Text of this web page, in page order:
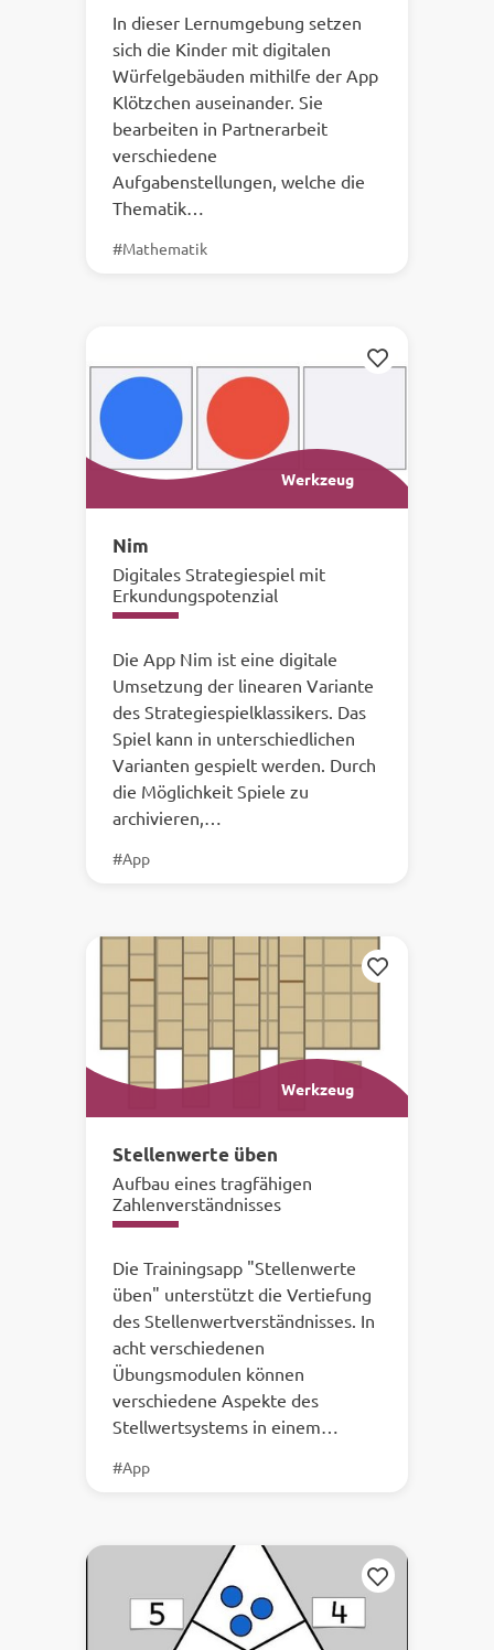
In dieser Lernumgebung setzen
sich die Kinder mit digitalen
Würfelgebäuden mithilfe der App
Klötzchen auseinander. Sie
bearbeiten in Partnerarbeit
verschiedene
Aufgabenstellungen, welche die
Thematik…
#Mathematik
Merken
Werkzeug
Nim
Digitales Strategiespiel mit
Erkundungspotenzial
Die App Nim ist eine digitale
Umsetzung der linearen Variante
des Strategiespielklassikers. Das
Spiel kann in unterschiedlichen
Varianten gespielt werden. Durch
die Möglichkeit Spiele zu
archivieren,…
#App
Merken
Werkzeug
Stellenwerte üben
Aufbau eines tragfähigen
Zahlenverständnisses
Die Trainingsapp "Stellenwerte
üben" unterstützt die Vertiefung
des Stellenwertverständnisses. In
acht verschiedenen
Übungsmodulen können
verschiedene Aspekte des
Stellwertsystems in einem…
#App
Merken